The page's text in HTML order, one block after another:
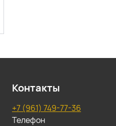
Контакты
+7 (961) 749-77-36
Телефон